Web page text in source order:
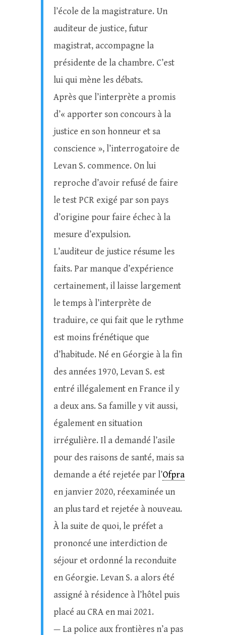
l’école de la magistrature. Un
auditeur de justice, futur
magistrat, accompagne la
présidente de la chambre. C’est
lui qui mène les débats.
Après que l’interprète a promis
d’« apporter son concours à la
justice en son honneur et sa
conscience », l’interrogatoire de
Levan S. commence. On lui
reproche d’avoir refusé de faire
le test PCR exigé par son pays
d’origine pour faire échec à la
mesure d’expulsion.
L’auditeur de justice résume les
faits. Par manque d’expérience
certainement, il laisse largement
le temps à l’interprète de
traduire, ce qui fait que le rythme
est moins frénétique que
d’habitude. Né en Géorgie à la fin
des années 1970, Levan S. est
entré illégalement en France il y
a deux ans. Sa famille y vit aussi,
également en situation
irrégulière. Il a demandé l’asile
pour des raisons de santé, mais sa
demande a été rejetée par l’Ofpra
en janvier 2020, réexaminée un
an plus tard et rejetée à nouveau.
À la suite de quoi, le préfet a
prononcé une interdiction de
séjour et ordonné la reconduite
en Géorgie. Levan S. a alors été
assigné à résidence à l’hôtel puis
placé au CRA en mai 2021.
— La police aux frontières n’a pas